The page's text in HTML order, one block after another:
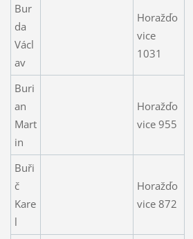
Bur
da
Václ
av
Horažďo
vice
1031
Buri
an
Mart
in
Horažďo
vice 955
Buři
č
Kare
l
Horažďo
vice 872